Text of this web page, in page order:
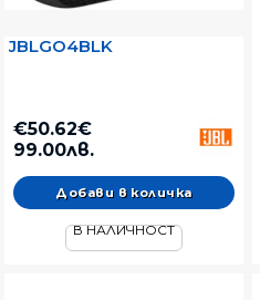
JBLGO4BLK
€50.62€
99.00лв.
В НАЛИЧНОСТ